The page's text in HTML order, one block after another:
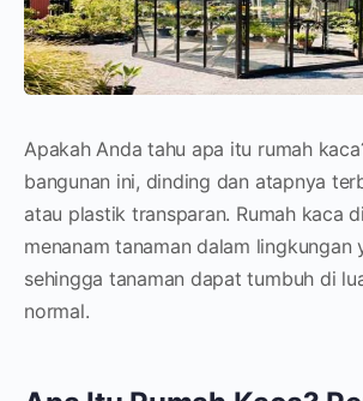
Apakah Anda tahu apa itu rumah
bangunan ini, dinding dan atapnya
atau plastik transparan. Rumah kaca
menanam tanaman dalam lingkungan
sehingga tanaman dapat tumbuh di
normal.